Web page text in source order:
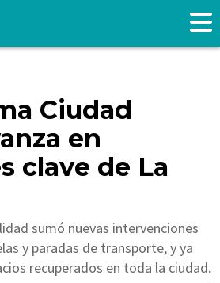
Ciudad
en
clave de La
sumó nuevas intervenciones
y paradas de transporte, y ya
recuperados en toda la ciudad.